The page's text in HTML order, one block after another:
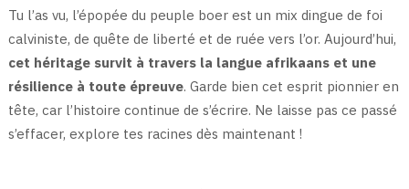
Tu l’as vu, l’épopée du peuple boer est un mix dingue de foi
calviniste, de quête de liberté et de ruée vers l’or. Aujourd’hui,
cet héritage survit à travers la langue afrikaans et une
résilience à toute épreuve. Garde bien cet esprit pionnier en
tête, car l’histoire continue de s’écrire. Ne laisse pas ce passé
s’effacer, explore tes racines dès maintenant !